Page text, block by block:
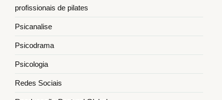
profissionais de pilates
Psicanalise
Psicodrama
Psicologia
Redes Sociais